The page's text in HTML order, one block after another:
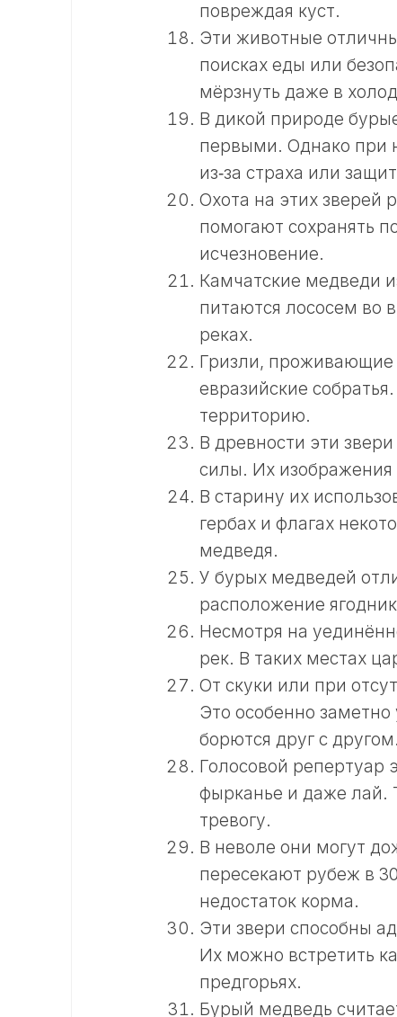
повреждая куст.
Эти животные
поисках еды или
мёрзнуть даже в
В дикой природе
первыми. Однако при
из‑за страха или
Охота на этих зверей
помогают сохранять
исчезновение.
Камчатские медведи
питаются лососем во
реках.
Гризли, проживающие
евразийские
территорию.
В древности эти
силы. Их изображения
В старину их
гербах и флагах
медведя.
У бурых медведей
расположение
Несмотря на
рек. В таких местах
От скуки или при
Это особенно
борются друг с другом.
Голосовой репертуар
фырканье и даже лай.
тревогу.
В неволе они могут
пересекают рубеж в
недостаток корма.
Эти звери способны
Их можно встретить
предгорьях.
Бурый медведь